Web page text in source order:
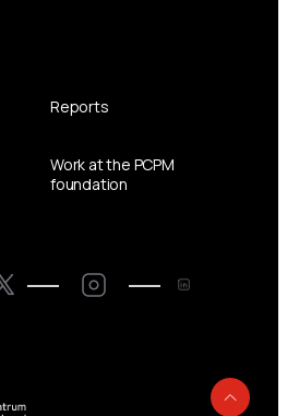
Reports
Work at the PCPM
foundation
Twitter LinkedIn Twitter